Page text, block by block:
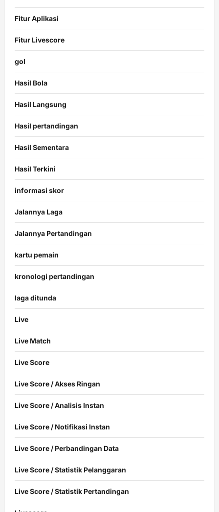
Fitur Aplikasi
Fitur Livescore
gol
Hasil Bola
Hasil Langsung
Hasil pertandingan
Hasil Sementara
Hasil Terkini
informasi skor
Jalannya Laga
Jalannya Pertandingan
kartu pemain
kronologi pertandingan
laga ditunda
Live
Live Match
Live Score
Live Score / Akses Ringan
Live Score / Analisis Instan
Live Score / Notifikasi Instan
Live Score / Perbandingan Data
Live Score / Statistik Pelanggaran
Live Score / Statistik Pertandingan